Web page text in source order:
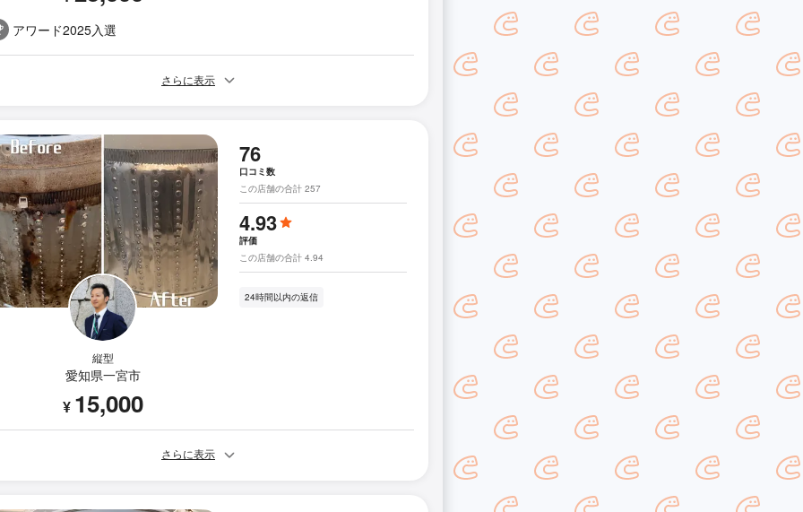
アワード2025入選
さらに表示
縦型
愛知県一宮市
¥ 15,000
76
口コミ数
この店舗の合計 257
4.93
評価
この店舗の合計 4.94
24時間以内の返信
さらに表示